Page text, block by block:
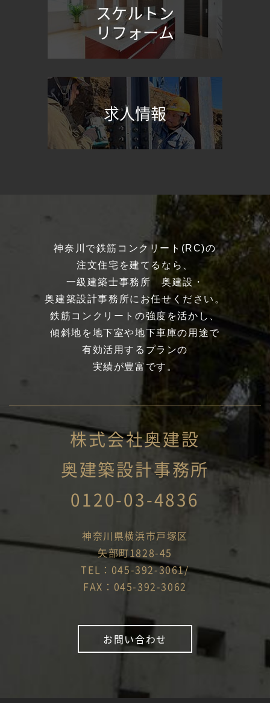
スケルトン
リフォーム
求人情報
神奈川で鉄筋コンクリート(RC)の
注文住宅を建てるなら、
一級建築士事務所 奥建設・
奥建築設計事務所にお任せください。
鉄筋コンクリートの強度を活かし、
傾斜地を地下室や地下車庫の用途で
有効活用するプランの
実績が豊富です。
株式会社奥建設
奥建築設計事務所
0120-03-4836
神奈川県横浜市戸塚区
矢部町1828-45
TEL：045-392-3061/
FAX：045-392-3062
お問い合わせ